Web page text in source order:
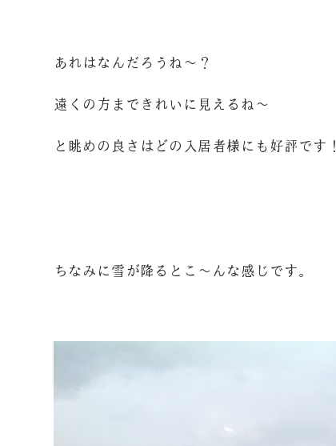
あれはなんだろうね～？
遠くの方まできれいに見えるね～
と眺めの良さはどの入居者様にも好評です！
ちなみに雪が降るとこ～んな感じです。